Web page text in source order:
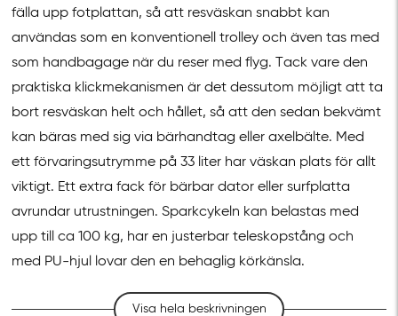
fälla upp fotplattan, så att resväskan snabbt kan
användas som en konventionell trolley och även tas med
som handbagage när du reser med flyg. Tack vare den
praktiska klickmekanismen är det dessutom möjligt att ta
bort resväskan helt och hållet, så att den sedan bekvämt
kan bäras med sig via bärhandtag eller axelbälte. Med
ett förvaringsutrymme på 33 liter har väskan plats för allt
viktigt. Ett extra fack för bärbar dator eller surfplatta
avrundar utrustningen. Sparkcykeln kan belastas med
upp till ca 100 kg, har en justerbar teleskopstång och
med PU-hjul lovar den en behaglig körkänsla.
Visa hela beskrivningen